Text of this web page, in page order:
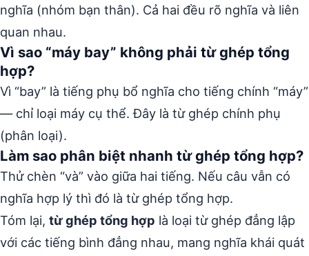
nghĩa (nhóm bạn thân). Cả hai đều rõ nghĩa và liên
quan nhau.
Vì sao “máy bay” không phải từ ghép tổng
hợp?
Vì “bay” là tiếng phụ bổ nghĩa cho tiếng chính “máy”
— chỉ loại máy cụ thể. Đây là từ ghép chính phụ
(phân loại).
Làm sao phân biệt nhanh từ ghép tổng hợp?
Thử chèn “và” vào giữa hai tiếng. Nếu câu vẫn có
nghĩa hợp lý thì đó là từ ghép tổng hợp.
Tóm lại, từ ghép tổng hợp là loại từ ghép đẳng lập
với các tiếng bình đẳng nhau, mang nghĩa khái quát